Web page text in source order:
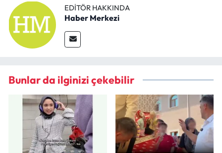
EDITÖR HAKKINDA
Haber Merkezi
Bunlar da ilginizi çekebilir